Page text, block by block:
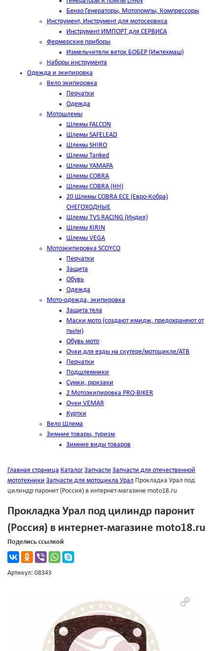
Бензо Генераторы, Мотопомпы, Компрессоры
Инструмент, Инструмент для мотосервиса
Инструмент ИМПОРТ для СЕРВИСА
Фермерские приборы
Измельчители веток БОБЕР (Ижтехмаш)
Наборы инструмента
Одежда и экипировка
Вело экипировка
Перчатки
Одежда
Мотошлемы
Шлемы FALCON
Шлемы SAFELEAD
Шлемы SHIRO
Шлемы Tanked
Шлемы YAMAPA
Шлемы COBRA
Шлемы COBRA (HH)
20 Шлемы COBRA ECE (Евро-Кобра)
СНЕГОХОДНЫЕ
Шлемы TVS RACING (Индия)
Шлемы KIRIN
Шлемы VEGA
Мотоэкипировка SCOYCO
Перчатки
Защита
Обувь
Одежда
Мото-одежда, экипировка
Защита тела
Маски мото (создают имидж, предохраняют от
пыли)
Обувь мото
Очки для езды на скутере/мотоцикле/АТВ
Перчатки
Подшлемники
Сумки, рюкзаки
2 Мотоэкипировка PRO-BIKER
Очки VEMAR
Куртки
Вело Шлема
Зимние товары, туризм
Зимние виды товаров
Главная страница Каталог Запчасти Запчасти для отечественной
мототехники Запчасти для мотоцикла Урал Прокладка Урал под
цилиндр паронит (Россия) в интернет-магазине moto18.ru
Прокладка Урал под цилиндр паронит
(Россия) в интернет-магазине moto18.ru
Поделись ссылкой
Артикул: 08343